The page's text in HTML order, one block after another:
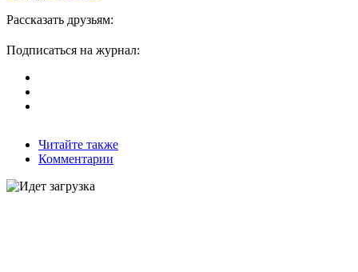
Рассказать друзьям:
Подписаться на журнал:
Читайте также
Комментарии